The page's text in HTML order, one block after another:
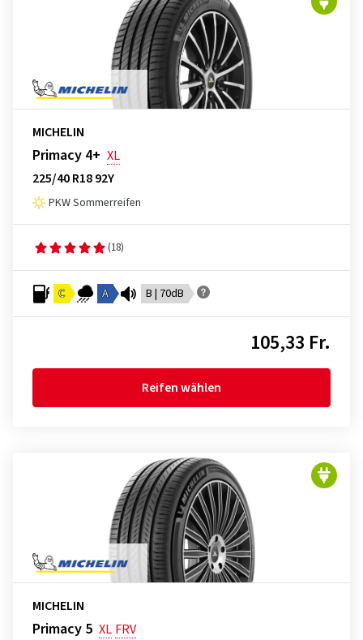
MICHELIN
Primacy 4+ XL
225/40 R18 92Y
PKW Sommerreifen
(18)
C A B | 70dB
105,33 Fr.
Reifen wählen
MICHELIN
Primacy 5 XL FRV